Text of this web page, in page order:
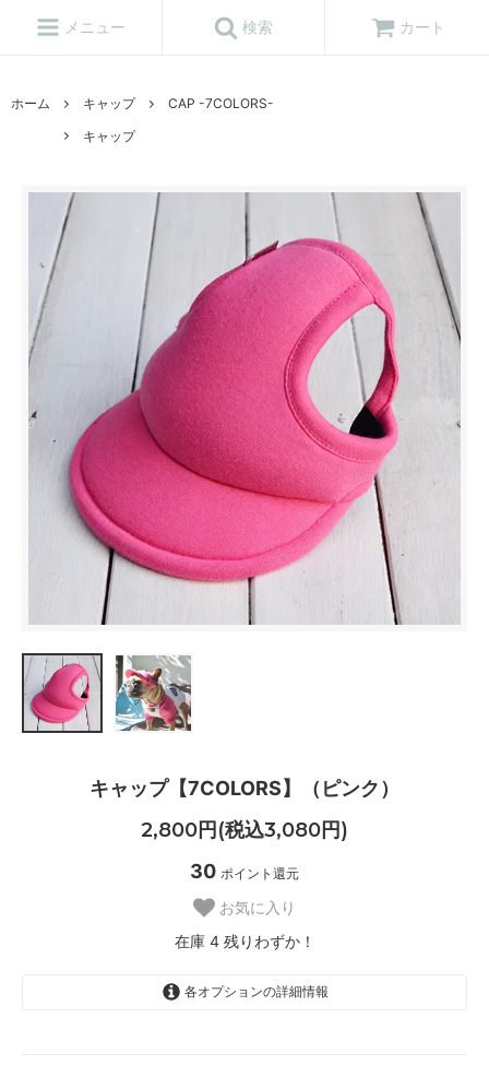
メニュー 検索 カート
ホーム キャップ
CAP -7COLORS-
キャップ
キャップ【7COLORS】（ピンク）
2,800円(税込3,080円)
30 ポイント還元
お気に入り
在庫 4 残りわずか！
各オプションの詳細情報